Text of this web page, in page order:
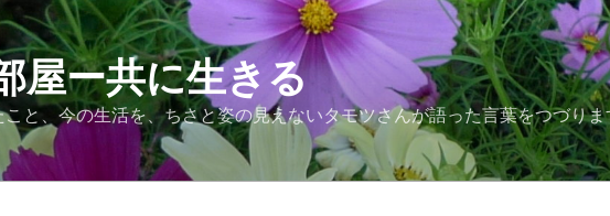
屋ー共に生きる
こと、今の生活を、ちさと姿の見えないタモツさんが語った言葉をつづりま